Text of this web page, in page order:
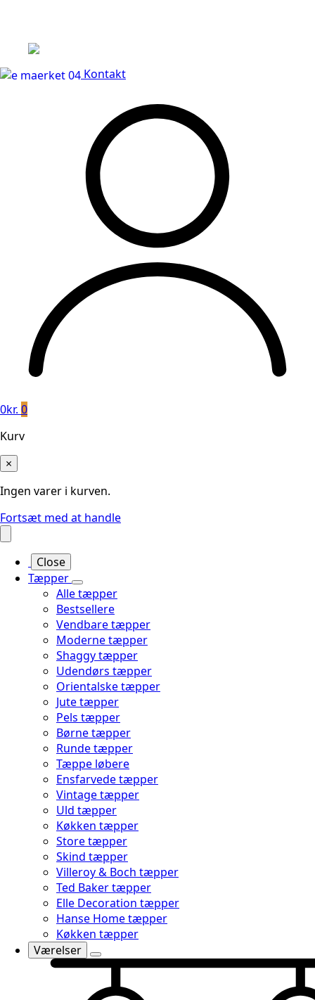
Kontakt
0kr. 0
Kurv
×
Ingen varer i kurven.
Fortsæt med at handle
Close
Tæpper
Alle tæpper
Bestsellere
Vendbare tæpper
Moderne tæpper
Shaggy tæpper
Udendørs tæpper
Orientalske tæpper
Jute tæpper
Pels tæpper
Børne tæpper
Runde tæpper
Tæppe løbere
Ensfarvede tæpper
Vintage tæpper
Uld tæpper
Køkken tæpper
Store tæpper
Skind tæpper
Villeroy & Boch tæpper
Ted Baker tæpper
Elle Decoration tæpper
Hanse Home tæpper
Køkken tæpper
Værelser